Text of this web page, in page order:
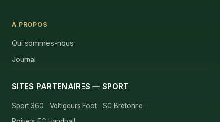
À PROPOS
Qui sommes-nous
Journal
SITES PARTENAIRES — SPORT
Sport 360 Voltigeurs Foot
SC Bretonne